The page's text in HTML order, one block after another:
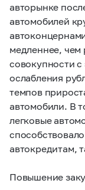
авторынке
автомобилей
медленнее, чем
совокупности
ослабления
темпов
автомобили. В
легковые
автокредитам,
Повышение